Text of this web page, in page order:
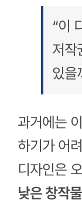
“이
저작
있을
과거에는
하기가 어
디자인은
낮은 창작물